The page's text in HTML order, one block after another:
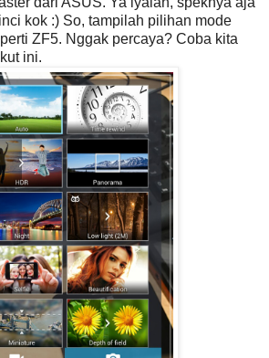
kok :) So, tampilah pilihan mode
ZF5. Nggak percaya? Coba kita
ini.